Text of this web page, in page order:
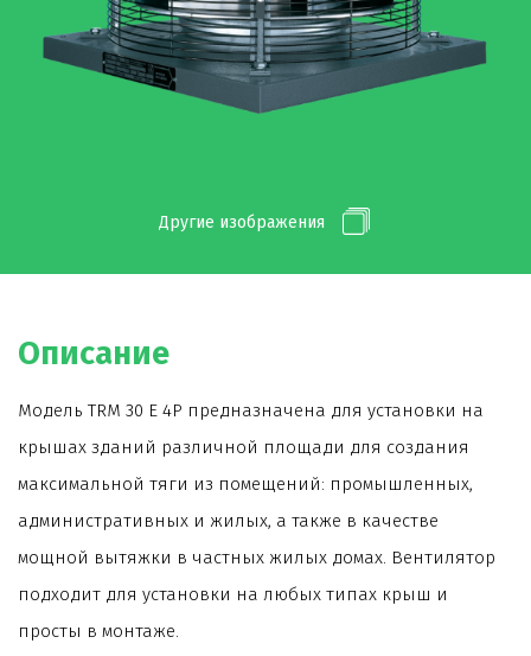
Другие изображения
Описание
Модель TRM 30 E 4P предназначена для установки на
крышах зданий различной площади для создания
максимальной тяги из помещений: промышленных,
административных и жилых, а также в качестве
мощной вытяжки в частных жилых домах. Вентилятор
подходит для установки на любых типах крыш и
просты в монтаже.